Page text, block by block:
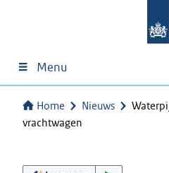
Menu
Home Nieuws
vrachtwagen